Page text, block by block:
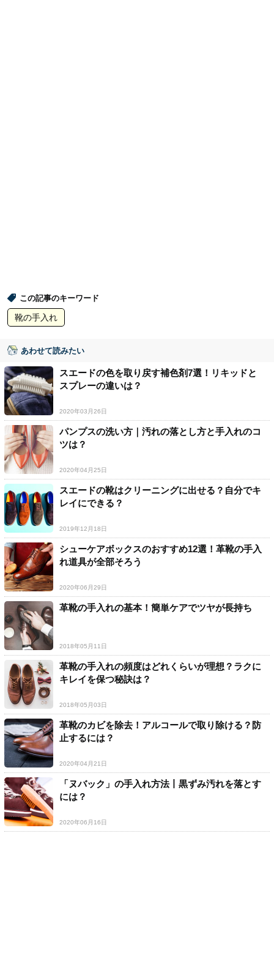
この記事のキーワード
靴の手入れ
あわせて読みたい
スエードの色を取り戻す補色剤7選！リキッドと
スプレーの違いは？
2020年03月26日
パンプスの洗い方｜汚れの落とし方と手入れのコ
ツは？
2020年04月25日
スエードの靴はクリーニングに出せる？自分でキ
レイにできる？
2019年12月18日
シューケアボックスのおすすめ12選！革靴の手入
れ道具が全部そろう
2020年06月29日
革靴の手入れの基本！簡単ケアでツヤが長持ち
2018年05月11日
革靴の手入れの頻度はどれくらいが理想？ラクに
キレイを保つ秘訣は？
2018年05月03日
革靴のカビを除去！アルコールで取り除ける？防
止するには？
2020年04月21日
「ヌバック」の手入れ方法丨黒ずみ汚れを落とす
には？
2020年06月16日